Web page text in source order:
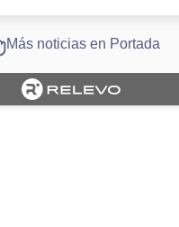
Más noticias en Portada